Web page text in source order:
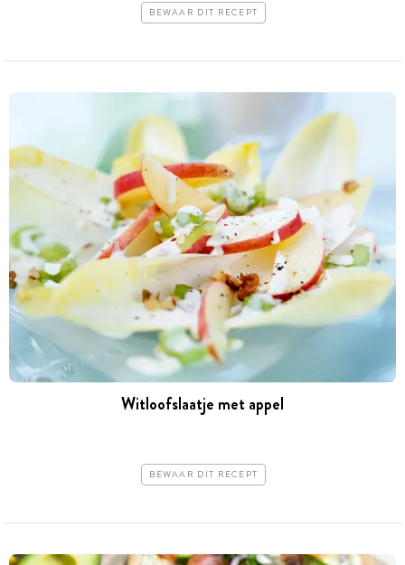
BEWAAR DIT RECEPT
Witloofslaatje met appel
BEWAAR DIT RECEPT